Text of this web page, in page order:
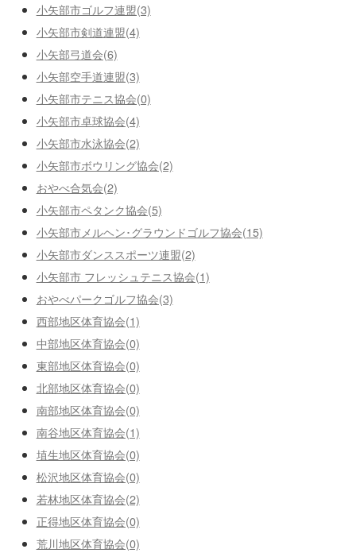
小矢部市ゴルフ連盟(3)
小矢部市剣道連盟(4)
小矢部弓道会(6)
小矢部空手道連盟(3)
小矢部市テニス協会(0)
小矢部市卓球協会(4)
小矢部市水泳協会(2)
小矢部市ボウリング協会(2)
おやべ合気会(2)
小矢部市ペタンク協会(5)
小矢部市メルヘン･グラウンドゴルフ協会(15)
小矢部市ダンススポーツ連盟(2)
小矢部市 フレッシュテニス協会(1)
おやべパークゴルフ協会(3)
西部地区体育協会(1)
中部地区体育協会(0)
東部地区体育協会(0)
北部地区体育協会(0)
南部地区体育協会(0)
南谷地区体育協会(1)
埴生地区体育協会(0)
松沢地区体育協会(0)
若林地区体育協会(2)
正得地区体育協会(0)
荒川地区体育協会(0)